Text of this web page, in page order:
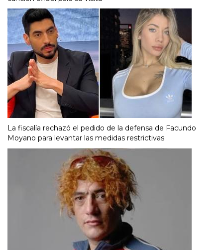
La fiscalía rechazó el pedido de la defensa de Facundo
Moyano para levantar las medidas restrictivas